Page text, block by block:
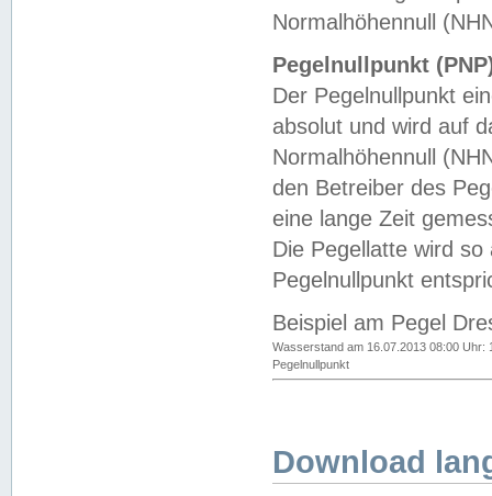
Normalhöhennull
Pegelnullpunkt
Der Pegelnullpunkt
absolut und wird auf
Normalhöhennull
den Betreiber des
eine lange Zeit
Die Pegellatte wird
Pegelnullpunkt
Beispiel am Pegel
Wasserstand am 16.07.2013 08:00 Uhr:
Pegelnullpunkt
Download